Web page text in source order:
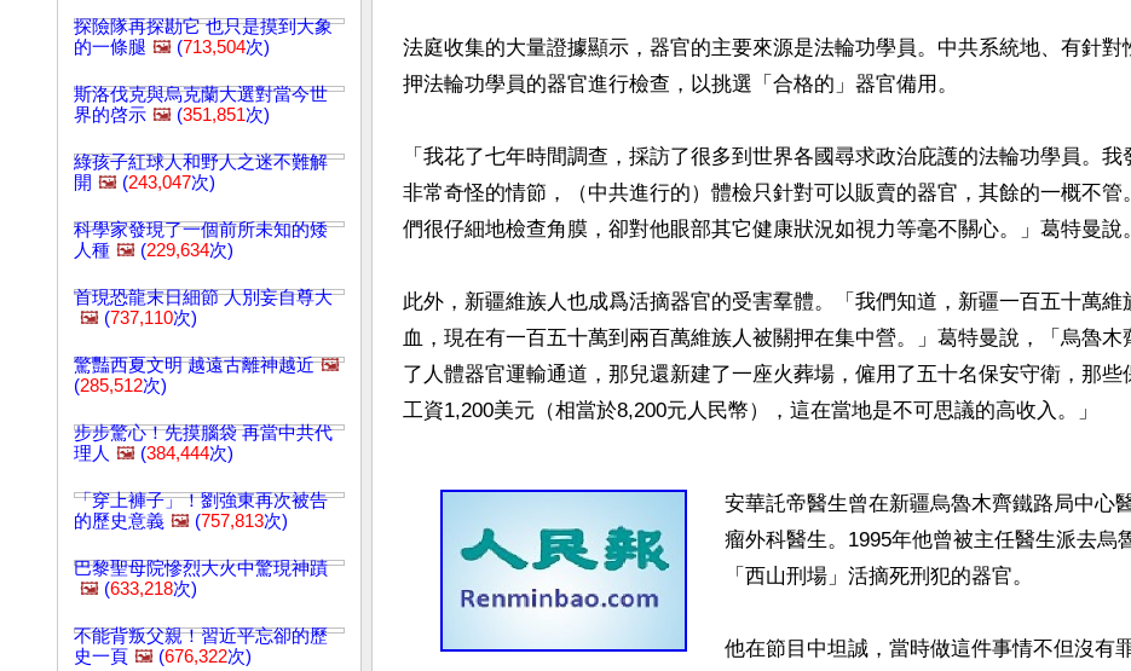
探險隊再探勘它 也只是摸到大象
的一條腿 🖼️ (713,504次)
斯洛伐克與烏克蘭大選對當今世
界的啓示 🖼️ (351,851次)
綠孩子紅球人和野人之迷不難解
開 🖼️ (243,047次)
科學家發現了一個前所未知的矮
人種 🖼️ (229,634次)
首現恐龍末日細節 人別妄自尊大
🖼️ (737,110次)
驚豔西夏文明 越遠古離神越近 🖼️
(285,512次)
步步驚心！先摸腦袋 再當中共代
理人 🖼️ (384,444次)
「穿上褲子」！劉強東再次被告
的歷史意義 🖼️ (757,813次)
巴黎聖母院慘烈大火中驚現神蹟
🖼️ (633,218次)
不能背叛父親！習近平忘卻的歷
史一頁 🖼️ (676,322次)
法庭收集的大量證據顯示，器官的主要來源是法輪功學員。中共系統地、有針對
押法輪功學員的器官進行檢查，以挑選「合格的」器官備用。
「我花了七年時間調查，採訪了很多到世界各國尋求政治庇護的法輪功學員。我
非常奇怪的情節，（中共進行的）體檢只針對可以販賣的器官，其餘的一概不管
們很仔細地檢查角膜，卻對他眼部其它健康狀況如視力等毫不關心。」葛特曼說。
此外，新疆維族人也成爲活摘器官的受害羣體。「我們知道，新疆一百五十萬維
血，現在有一百五十萬到兩百萬維族人被關押在集中營。」葛特曼說，「烏魯木
了人體器官運輸通道，那兒還新建了一座火葬場，僱用了五十名保安守衛，那些
工資1,200美元（相當於8,200元人民幣），這在當地是不可思議的高收入。」
安華託帝醫生曾在新疆烏魯木齊鐵路局中心
瘤外科醫生。1995年他曾被主任醫生派去烏
「西山刑場」活摘死刑犯的器官。
他在節目中坦誠，當時做這件事情不但沒有